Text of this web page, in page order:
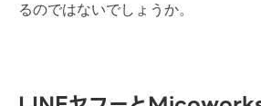
るのではないでしょうか。